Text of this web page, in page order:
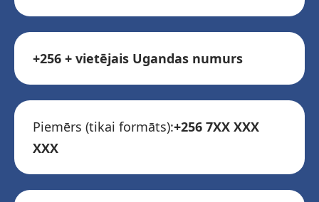
+256 + vietējais Ugandas numurs
Piemērs (tikai formāts):+256 7XX XXX
XXX